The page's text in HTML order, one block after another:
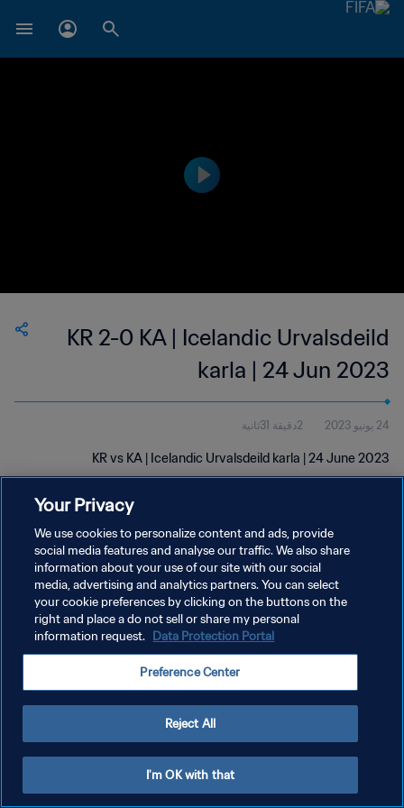
KR 2-0 KA | Icelandic Urvalsdeild
karla | 24 Jun 2023
24 يونيو 2023 2دقيقة 31ثانية
KR vs KA | Icelandic Urvalsdeild karla | 24 June 2023
سياسة الخصوصية
شروط الخدمة
إدارة تفضيلات ملفات تعريف الارتباط
Your Privacy
We use cookies to personalize content and ads, provide
social media features and analyse our traffic. We also share
information about your use of our site with our social
media, advertising and analytics partners. You can select
your cookie preferences by clicking on the buttons on the
right and place a do not sell or share my personal
information request. Data Protection Portal
Preference Center
Reject All
I'm OK with that